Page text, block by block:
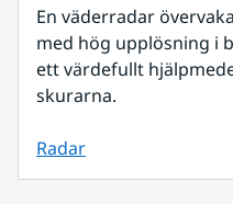
En väderradar
med hög upplösning i
ett värdefullt
skurarna.
Radar